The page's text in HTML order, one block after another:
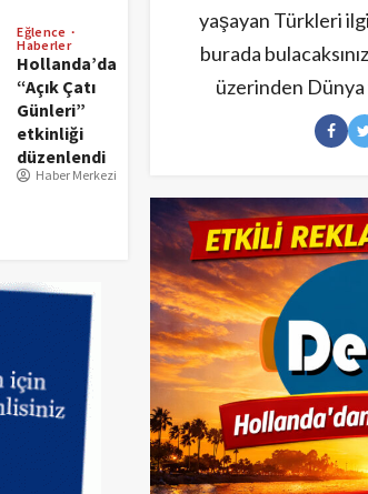
Eğlence
Haberler
Hollanda’da
“Açık Çatı
Günleri”
etkinliği
düzenlendi
Haber Merkezi
yaşayan Türkleri
burada
üzerinden Dünya